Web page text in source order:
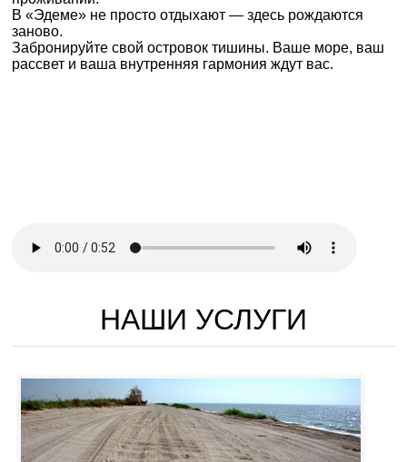
В «Эдеме» не просто отдыхают — здесь рождаются
заново.
Забронируйте свой островок тишины. Ваше море, ваш
рассвет и ваша внутренняя гармония ждут вас.
НАШИ УСЛУГИ